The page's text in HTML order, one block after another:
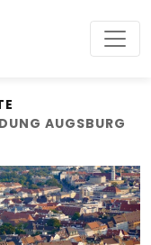
AUGSBURG